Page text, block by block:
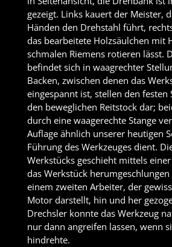
gezeigt. Links kauert der Meister,
Händen den Drehstahl führt,
das bearbeitete Holzsäulchen mit
schmalen Riemens rotieren lässt.
befindet sich in waagrechter
Backen, zwischen denen das
eingespannt ist, stellen den festen
den beweglichen Reitstock dar;
durch eine waagerechte Stange
Auflage ähnlich unserer heutigen
Führung des Werkzeuges dient.
Werkstücks geschieht mittels
das Werkstück
einem zweiten Arbeiter, der
Motor darstellt, hin und her
Drechsler konnte das Werkzeug
nur dann angreifen lassen, wenn
hindrehte.